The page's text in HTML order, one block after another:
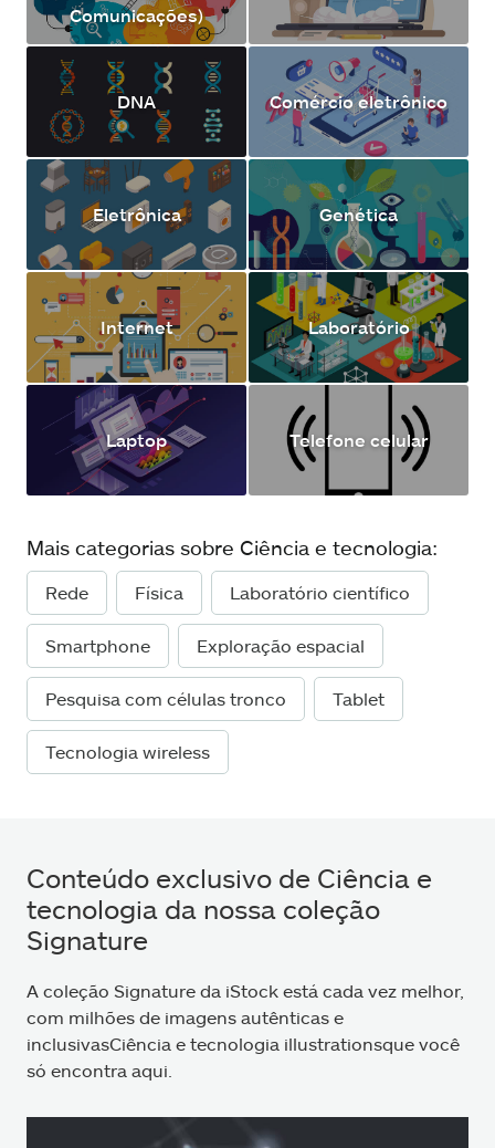
Comunicações)
DNA Comércio eletrônico
Eletrônica Genética
Internet Laboratório
Laptop Telefone celular
Mais categorias sobre Ciência e tecnologia:
Rede Física Laboratório científico
Smartphone Exploração espacial
Pesquisa com células tronco Tablet
Tecnologia wireless
Conteúdo exclusivo de Ciência e
tecnologia da nossa coleção
Signature
A coleção Signature da iStock está cada vez melhor,
com milhões de imagens autênticas e
inclusivasCiência e tecnologia illustrationsque você
só encontra aqui.